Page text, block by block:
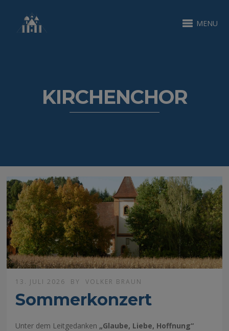
MENU
KIRCHENCHOR
13. JULI 2026 BY VOLKER BRAUN
Sommerkonzert
Unter dem Leitgedanken „Glaube, Liebe, Hoffnung“